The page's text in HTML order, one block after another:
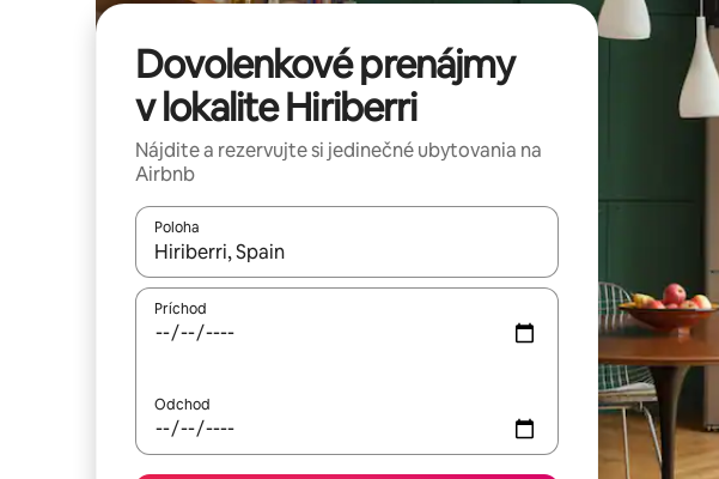
Dovolenkové prenájmy
v lokalite Hiriberri
Nájdite a rezervujte si jedinečné ubytovania na
Airbnb
Poloha
Keď budú výsledky k dispozícii, môžete si ich prechádzať pomocou
Príchod
Odchod